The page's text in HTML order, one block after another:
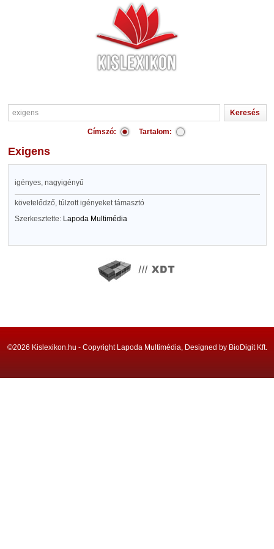
Címszó: Tartalom:
exigens
igényes, nagyigényű
követelődző, túlzott igényeket támasztó
Szerkesztette: Lapoda Multimédia
©2026 Kislexikon.hu - Copyright Lapoda Multimédia, Designed by BioDigit Kft.